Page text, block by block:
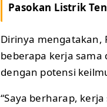
Pasokan Listrik
Dirinya mengatakan,
beberapa kerja sama
dengan potensi
“Saya berharap,